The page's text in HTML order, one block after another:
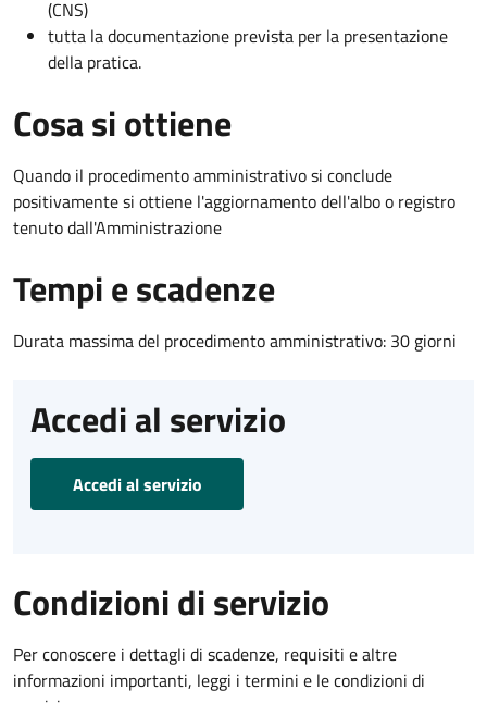
(CNS)
tutta la documentazione prevista per la presentazione
della pratica.
Cosa si ottiene
Quando il procedimento amministrativo si conclude
positivamente si ottiene l'aggiornamento dell'albo o registro
tenuto dall'Amministrazione
Tempi e scadenze
Durata massima del procedimento amministrativo: 30 giorni
Accedi al servizio
Accedi al servizio
Condizioni di servizio
Per conoscere i dettagli di scadenze, requisiti e altre
informazioni importanti, leggi i termini e le condizioni di